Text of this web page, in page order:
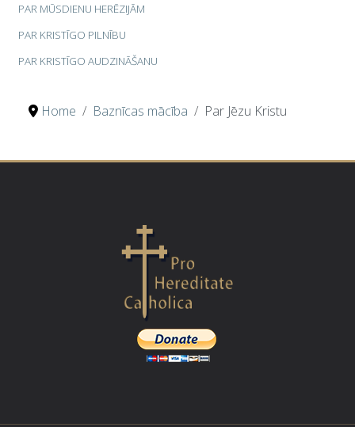
PAR MŪSDIENU HERĒZIJĀM
PAR KRISTĪGO PILNĪBU
PAR KRISTĪGO AUDZINĀŠANU
Home Baznīcas mācība Par Jēzu Kristu